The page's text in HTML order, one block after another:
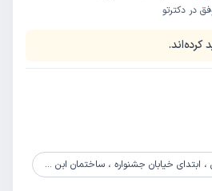
در دکترتو
کرده‌اند.
جشنواره ، ساختمان ابن سینا ، پلاک 253 ، طبقه 3 ، واحد 12